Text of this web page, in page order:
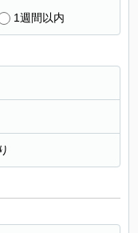
1週間以内